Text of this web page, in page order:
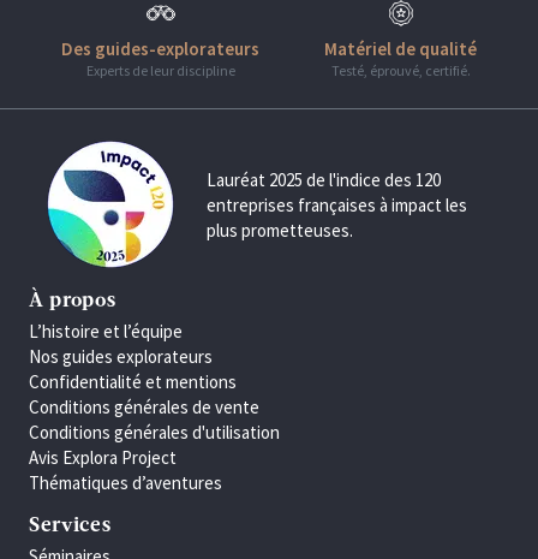
Des guides-explorateurs
Experts de leur discipline
Matériel de qualité
Testé, éprouvé, certifié.
Lauréat 2025 de l'indice des 120
entreprises françaises à impact les
plus prometteuses.
À propos
L’histoire et l’équipe
Nos guides explorateurs
Confidentialité et mentions
Conditions générales de vente
Conditions générales d'utilisation
Avis Explora Project
Thématiques d’aventures
Services